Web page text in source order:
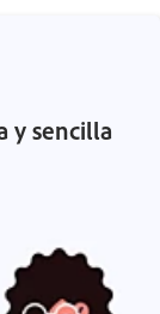
y sencilla